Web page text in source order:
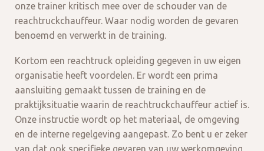
onze trainer kritisch mee over de schouder van de
reachtruckchauffeur. Waar nodig worden de gevaren
benoemd en verwerkt in de training.
Kortom een reachtruck opleiding gegeven in uw eigen
organisatie heeft voordelen. Er wordt een prima
aansluiting gemaakt tussen de training en de
praktijksituatie waarin de reachtruckchauffeur actief is.
Onze instructie wordt op het materiaal, de omgeving
en de interne regelgeving aangepast. Zo bent u er zeker
van dat ook specifieke gevaren van uw werkomgeving